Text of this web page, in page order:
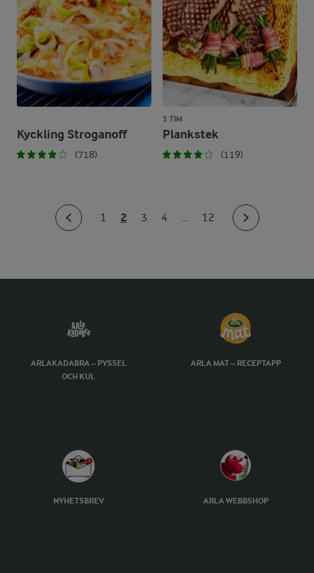
Kyckling Stroganoff
(718)
1 TIM
Plankstek
(119)
1 2 3 4 ... 12
ARLAKADABRA – PYSSEL
OCH KUL
ARLA MAT – RECEPTAPP
NYHETSBREV ARLA WEBBSHOP